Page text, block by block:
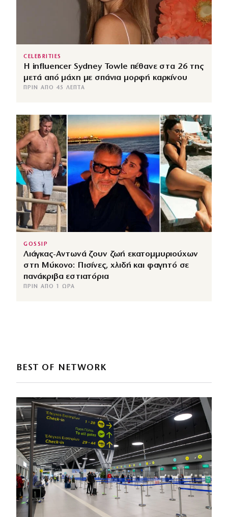
CELEBRITIES
Η influencer Sydney Towle πέθανε στα 26 της
μετά από μάχη με σπάνια μορφή καρκίνου
ΠΡΙΝ ΑΠΌ 45 ΛΕΠΤΆ
GOSSIP
Λιάγκας-Αντωνά ζουν ζωή εκατομμυριούχων
στη Μύκονο: Πισίνες, χλιδή και φαγητό σε
πανάκριβα εστιατόρια
ΠΡΙΝ ΑΠΌ 1 ΏΡΑ
BEST OF NETWORK